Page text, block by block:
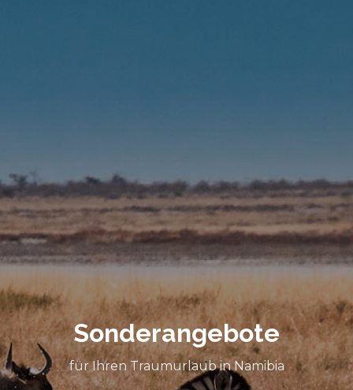
Sonderangebote
für Ihren Traumurlaub in Namibia